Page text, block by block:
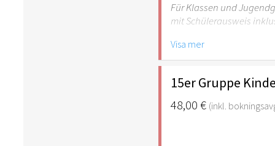
Für Klassen und
mit Schülerausweis
Hinweis: Für Kinder
empfehlenswert.
Visa mer
15er Gruppe
48,00 € (inkl.